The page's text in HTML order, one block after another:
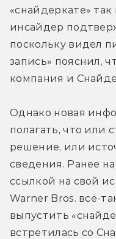
«снайдеркате»
инсайдер
поскольку видел
запись» пояснил,
компания и
Однако новая
полагать, что или
решение, или
сведения. Ранее
ссылкой на свой
Warner Bros. всё-
выпустить
встретилась со